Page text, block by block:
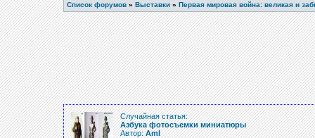
Список форумов » Выставки » Первая мировая война: великая и
Случайная статья:
Азбука фотосъемки миниатюры
Автор:Aml